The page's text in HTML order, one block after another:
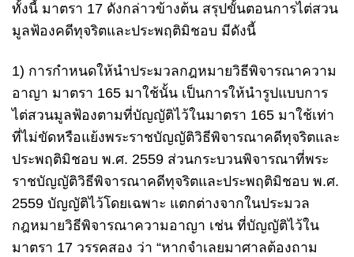
ทั้งนี้ มาตรา 17 ดังกล่าวข้างต้น สรุปขั้นตอนการไต่สวน
มูลฟ้องคดีทุจริตและประพฤติมิชอบ มีดังนี้
1) การกำหนดให้นำประมวลกฎหมายวิธีพิจารณาความ
อาญา มาตรา 165 มาใช้นั้น เป็นการให้นำรูปแบบการ
ไต่สวนมูลฟ้องตามที่บัญญัติไว้ในมาตรา 165 มาใช้เท่า
ที่ไม่ขัดหรือแย้งพระราชบัญญัติวิธีพิจารณาคดีทุจริตและ
ประพฤติมิชอบ พ.ศ. 2559 ส่วนกระบวนพิจารณาที่พระ
ราชบัญญัติวิธีพิจารณาคดีทุจริตและประพฤติมิชอบ พ.ศ.
2559 บัญญัติไว้โดยเฉพาะ แตกต่างจากในประมวล
กฎหมายวิธีพิจารณาความอาญา เช่น ที่บัญญัติไว้ใน
มาตรา 17 วรรคสอง ว่า “หากจำเลยมาศาลต้องถาม